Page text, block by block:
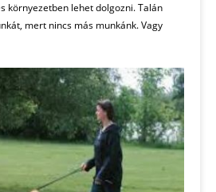
környezetben lehet dolgozni. Talán
mert nincs más munkánk. Vagy